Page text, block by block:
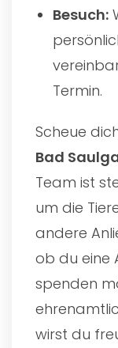
Besuch:
Termin.
Scheue
Bad
Team ist
um die
andere
ob du eine
spenden
wirst du